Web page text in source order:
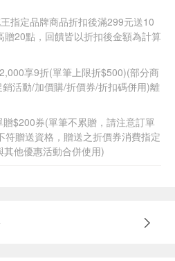
指定品牌商品折扣後滿299元送10
20點，回饋皆以折扣後金額為計算
享9折(單筆上限折$500)(部分商
活動/加價購/折價券/折扣碼併用)離
$200券(單筆不累贈，請注意訂單
符贈送資格，贈送之折價券消費指定
他優惠活動合併使用)